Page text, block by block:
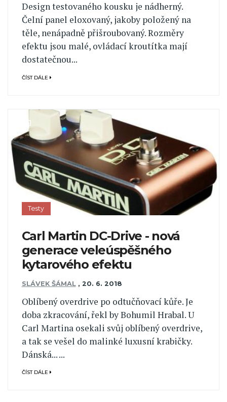
Design testovaného kousku je nádherný.
Čelní panel eloxovaný, jakoby položený na
těle, nenápadně přišroubovaný. Rozměry
efektu jsou malé, ovládací kroutítka mají
dostatečnou...
ČÍST DÁLE
Testy
Carl Martin DC-Drive - nová
generace veleúspěšného
kytarového efektu
SLÁVEK ŠÁMAL , 20. 6. 2018
Oblíbený overdrive po odtučňovací kůře. Je
doba zkracování, řekl by Bohumil Hrabal. U
Carl Martina osekali svůj oblíbený overdrive,
a tak se vešel do malinké luxusní krabičky.
Dánská... ...
ČÍST DÁLE